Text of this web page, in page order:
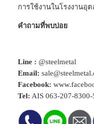
การใช้งานในโรงงานอุ
คำถามที่พบบ่อย
Line : @steelmetal
Email:
Facebook:
Tel: AIS 063-207-8300-